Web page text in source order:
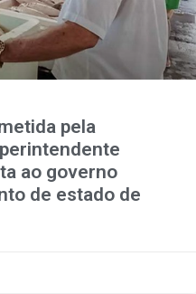
pela
ao governo
de estado de